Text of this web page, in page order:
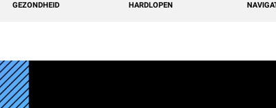
GEZONDHEID HARDLOPEN